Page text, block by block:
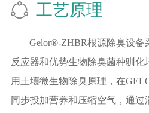
工艺原理
Gelor®-ZHBR根源除臭设
反应器和优势生物除臭菌种驯化
用土壤微生物除臭原理，在
同步投加营养和压缩空气，通